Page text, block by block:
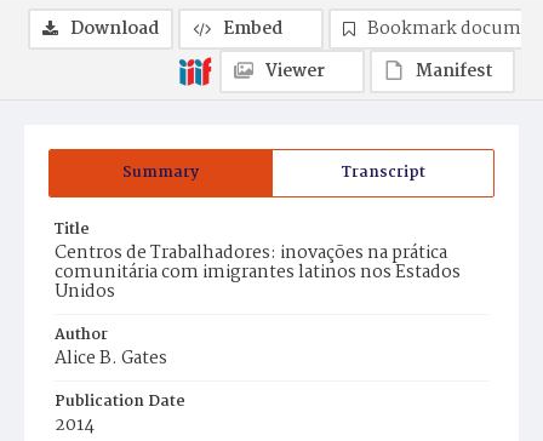
Summary Transcript
Title
Centros de Trabalhadores: inovações na prática
comunitária com imigrantes latinos nos Estados
Unidos
Author
Alice B. Gates
Publication Date
2014
Download Embed
Bookmark
Viewer
Manifest